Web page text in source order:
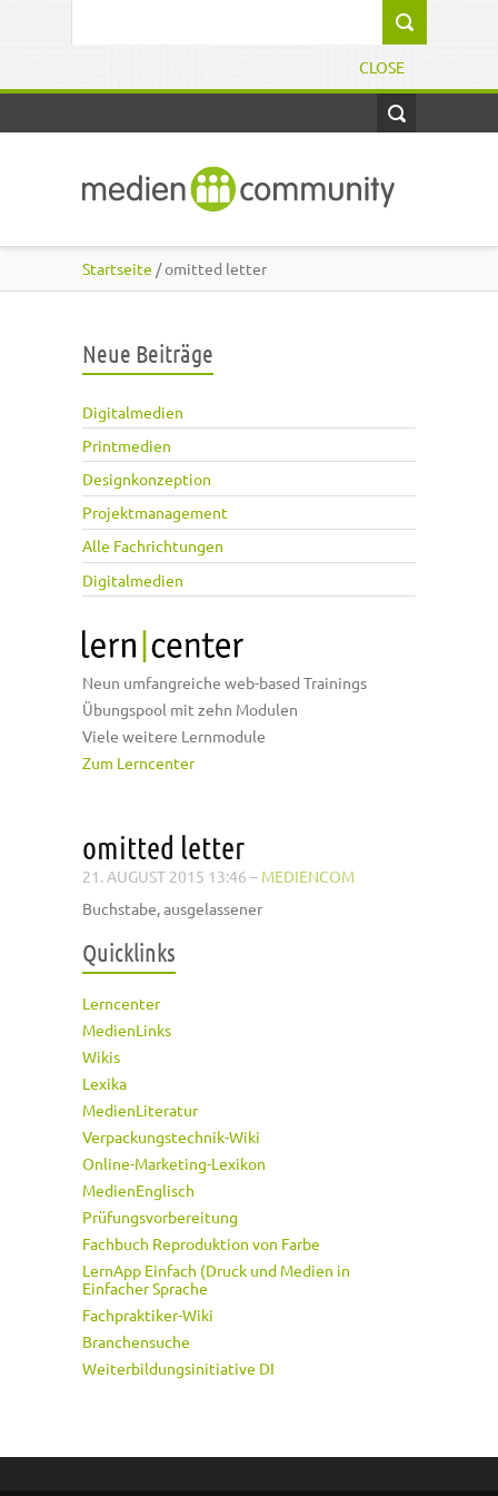
CLOSE
Startseite / omitted letter
Neue Beiträge
Digitalmedien
Printmedien
Designkonzeption
Projektmanagement
Alle Fachrichtungen
Digitalmedien
Neun umfangreiche web-based Trainings
Übungspool mit zehn Modulen
Viele weitere Lernmodule
Zum Lerncenter
omitted letter
21. AUGUST 2015 13:46 – MEDIENCOM
Buchstabe, ausgelassener
Quicklinks
Lerncenter
MedienLinks
Wikis
Lexika
MedienLiteratur
Verpackungstechnik-Wiki
Online-Marketing-Lexikon
MedienEnglisch
Prüfungsvorbereitung
Fachbuch Reproduktion von Farbe
LernApp Einfach (Druck und Medien in
Einfacher Sprache
Fachpraktiker-Wiki
Branchensuche
Weiterbildungsinitiative DI